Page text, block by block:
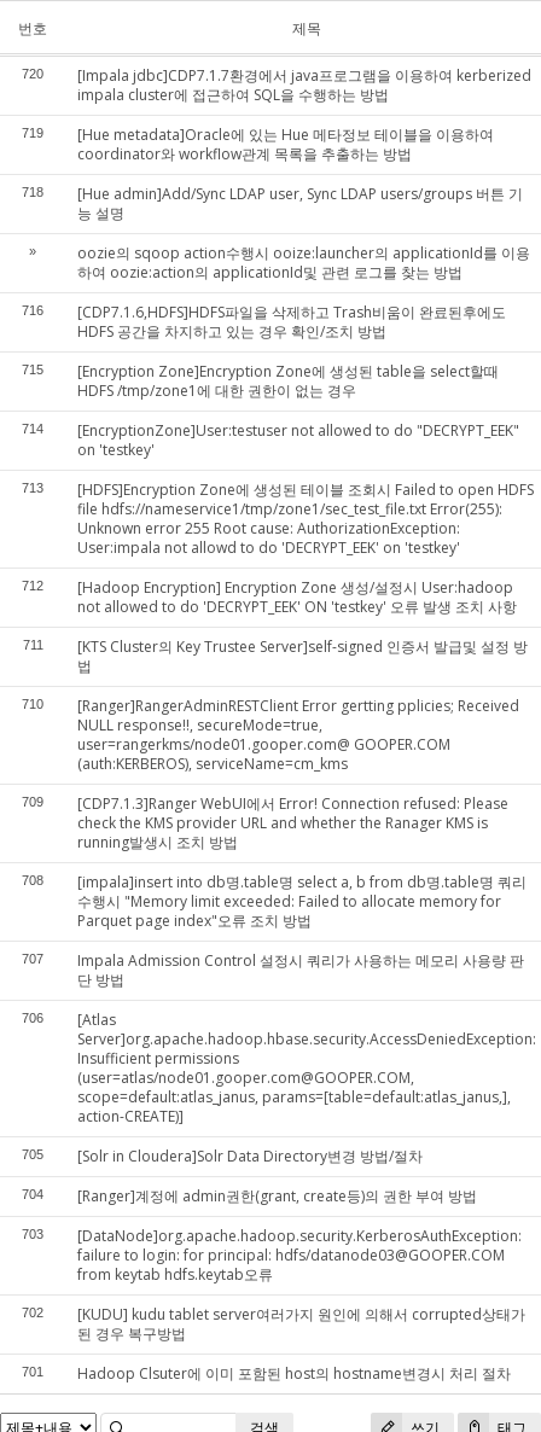
번호 제목
720
[Impala jdbc]CDP7.1.7환경에서 java프로그램을 이용하여 kerberized
impala cluster에 접근하여 SQL을 수행하는 방법
719
[Hue metadata]Oracle에 있는 Hue 메타정보 테이블을 이용하여
coordinator와 workflow관계 목록을 추출하는 방법
718
[Hue admin]Add/Sync LDAP user, Sync LDAP users/groups 버튼 기
능 설명
»
oozie의 sqoop action수행시 ooize:launcher의 applicationId를 이용
하여 oozie:action의 applicationId및 관련 로그를 찾는 방법
716
[CDP7.1.6,HDFS]HDFS파일을 삭제하고 Trash비움이 완료된후에도
HDFS 공간을 차지하고 있는 경우 확인/조치 방법
715
[Encryption Zone]Encryption Zone에 생성된 table을 select할때
HDFS /tmp/zone1에 대한 권한이 없는 경우
714
[EncryptionZone]User:testuser not allowed to do "DECRYPT_EEK"
on 'testkey'
713
[HDFS]Encryption Zone에 생성된 테이블 조회시 Failed to open HDFS
file hdfs://nameservice1/tmp/zone1/sec_test_file.txt Error(255):
Unknown error 255 Root cause: AuthorizationException:
User:impala not allowd to do 'DECRYPT_EEK' on 'testkey'
712
[Hadoop Encryption] Encryption Zone 생성/설정시 User:hadoop
not allowed to do 'DECRYPT_EEK' ON 'testkey' 오류 발생 조치 사항
711
[KTS Cluster의 Key Trustee Server]self-signed 인증서 발급및 설정 방
법
710
[Ranger]RangerAdminRESTClient Error gertting pplicies; Received
NULL response!!, secureMode=true,
user=rangerkms/node01.gooper.com@ GOOPER.COM
(auth:KERBEROS), serviceName=cm_kms
709
[CDP7.1.3]Ranger WebUI에서 Error! Connection refused: Please
check the KMS provider URL and whether the Ranager KMS is
running발생시 조치 방법
708
[impala]insert into db명.table명 select a, b from db명.table명 쿼리
수행시 "Memory limit exceeded: Failed to allocate memory for
Parquet page index"오류 조치 방법
707
Impala Admission Control 설정시 쿼리가 사용하는 메모리 사용량 판
단 방법
706
[Atlas
Server]org.apache.hadoop.hbase.security.AccessDeniedException:
Insufficient permissions
(user=atlas/node01.gooper.com@GOOPER.COM,
scope=default:atlas_janus, params=[table=default:atlas_janus,],
action-CREATE)]
705 [Solr in Cloudera]Solr Data Directory변경 방법/절차
704 [Ranger]계정에 admin권한(grant, create등)의 권한 부여 방법
703
[DataNode]org.apache.hadoop.security.KerberosAuthException:
failure to login: for principal: hdfs/datanode03@GOOPER.COM
from keytab hdfs.keytab오류
702
[KUDU] kudu tablet server여러가지 원인에 의해서 corrupted상태가
된 경우 복구방법
701 Hadoop Clsuter에 이미 포함된 host의 hostname변경시 처리 절차
쓰기 태그
검색